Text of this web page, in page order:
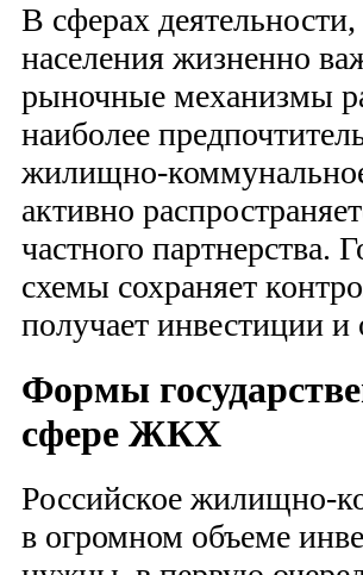
В сферах
населения жизненно
рыночные механизмы
наиболее
жилищно-
активно
частного партнерства.
схемы сохраняет
получает инвестиции
Формы
сфере ЖКХ
Российское жилищно-
в огромном объеме